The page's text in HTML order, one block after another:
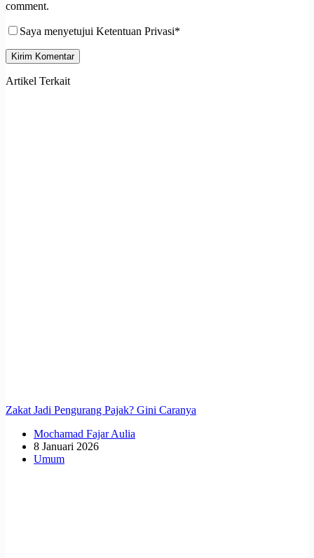
comment.
Saya menyetujui Ketentuan Privasi*
Kirim Komentar
Artikel Terkait
Zakat Jadi Pengurang Pajak? Gini Caranya
Mochamad Fajar Aulia
8 Januari 2026
Umum